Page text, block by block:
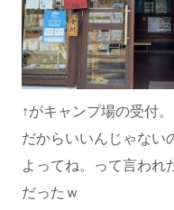
↑がキャンプ場の受付。
だからいいんじゃない
よってね。って言われ
だったｗ